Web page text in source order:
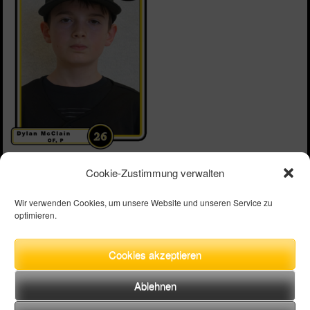
Cookie-Zustimmung verwalten
Wir verwenden Cookies, um unsere Website und unseren Service zu
optimieren.
Cookies akzeptieren
Ablehnen
Position
Aktuelle Mannschaft Bad Homburg Hornets (Jugend)